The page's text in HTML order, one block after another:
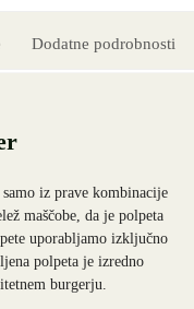
Dodatne podrobnosti
iz prave kombinacije
maščobe, da je polpeta
uporabljamo izključno
polpeta je izredno
burgerju.